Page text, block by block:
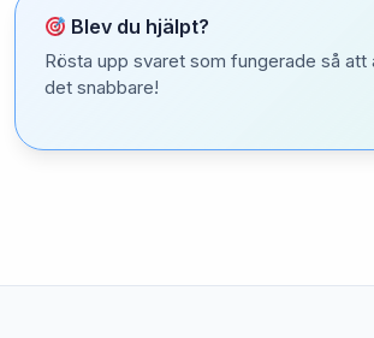
Blev du hjälpt?
Rösta upp svaret som fungerade så att
det snabbare!